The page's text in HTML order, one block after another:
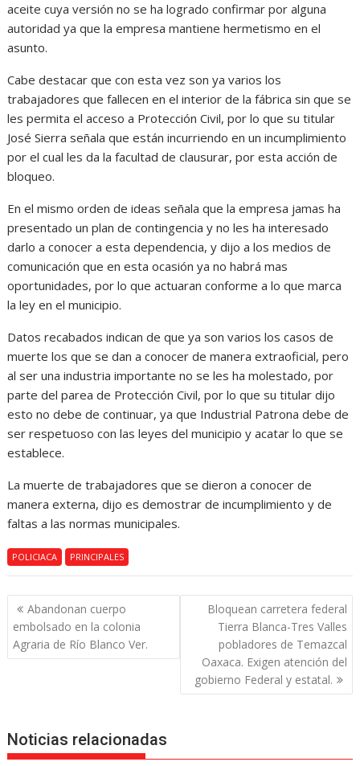
aceite cuya versión no se ha logrado confirmar por alguna
autoridad ya que la empresa mantiene hermetismo en el
asunto.
Cabe destacar que con esta vez son ya varios los
trabajadores que fallecen en el interior de la fábrica sin que se
les permita el acceso a Protección Civil, por lo que su titular
José Sierra señala que están incurriendo en un incumplimiento
por el cual les da la facultad de clausurar, por esta acción de
bloqueo.
En el mismo orden de ideas señala que la empresa jamas ha
presentado un plan de contingencia y no les ha interesado
darlo a conocer a esta dependencia, y dijo a los medios de
comunicación que en esta ocasión ya no habrá mas
oportunidades, por lo que actuaran conforme a lo que marca
la ley en el municipio.
Datos recabados indican de que ya son varios los casos de
muerte los que se dan a conocer de manera extraoficial, pero
al ser una industria importante no se les ha molestado, por
parte del parea de Protección Civil, por lo que su titular dijo
esto no debe de continuar, ya que Industrial Patrona debe de
ser respetuoso con las leyes del municipio y acatar lo que se
establece.
La muerte de trabajadores que se dieron a conocer de
manera externa, dijo es demostrar de incumplimiento y de
faltas a las normas municipales.
POLICIACA PRINCIPALES
Navegación
de
entradas
Abandonan cuerpo
embolsado en la colonia
Agraria de Río Blanco Ver.
Bloquean carretera federal
Tierra Blanca-Tres Valles
pobladores de Temazcal
Oaxaca. Exigen atención del
gobierno Federal y estatal.
Noticias relacionadas